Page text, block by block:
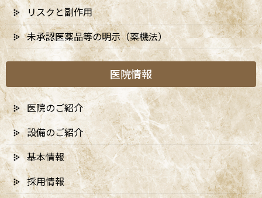
Access
阿佐ヶ谷ことぶき歯科・矯正歯科
阿佐ヶ谷の歯医者「阿佐ヶ谷ことぶき歯科・矯正歯科」は、JR中
央線(快速)「阿佐ケ谷駅」徒歩0分 / JR中央/総武線「阿佐ケ谷駅」
リスクと副作用
未承認医薬品等の明示（薬機法）
医院情報
医院のご紹介
設備のご紹介
基本情報
採用情報